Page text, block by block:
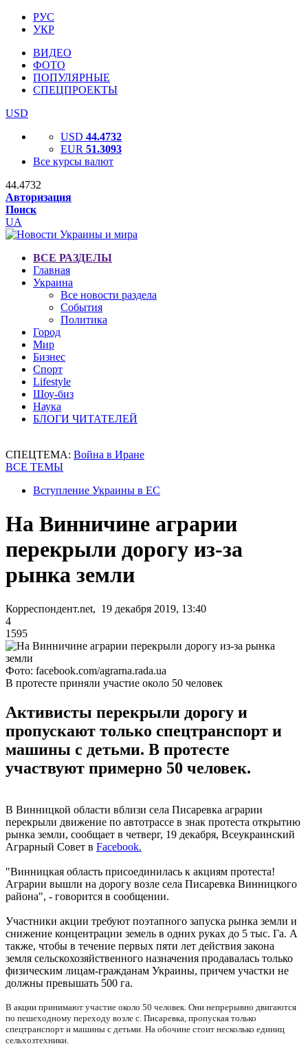
РУС
УКР
ВИДЕО
ФОТО
ПОПУЛЯРНЫЕ
СПЕЦПРОЕКТЫ
USD
USD 44.4732
EUR 51.3093
Все курсы валют
44.4732
Авторизация
Поиск
UA
ВСЕ РАЗДЕЛЫ
Главная
Украина
Все новости раздела
События
Политика
Город
Мир
Бизнес
Спорт
Lifestyle
Шоу-биз
Наука
БЛОГИ ЧИТАТЕЛЕЙ
СПЕЦТЕМА: Война в Иране
ВСЕ ТЕМЫ
Вступление Украины в ЕС
На Винничине аграрии
перекрыли дорогу из-за
рынка земли
Корреспондент.net, 19 декабря 2019, 13:40
4
1595
Фото: facebook.com/agrarna.rada.ua
В протесте приняли участие около 50 человек
Активисты перекрыли дорогу и
пропускают только спецтранспорт и
машины с детьми. В протесте
участвуют примерно 50 человек.
В Винницкой области вблизи села Писаревка аграрии
перекрыли движение по автотрассе в знак протеста открытию
рынка земли, сообщает в четверг, 19 декабря, Всеукраинский
Аграрный Совет в Facebook.
"Винницкая область присоединилась к акциям протеста!
Аграрии вышли на дорогу возле села Писаревка Винницкого
района", - говорится в сообщении.
Участники акции требуют поэтапного запуска рынка земли и
снижение концентрации земель в одних руках до 5 тыс. Га. А
также, чтобы в течение первых пяти лет действия закона
земля сельскохозяйственного назначения продавалась только
физическим лицам-гражданам Украины, причем участки не
должны превышать 500 га.
В акции принимают участие около 50 человек. Они непрерывно двигаются
по пешеходному переходу возле с. Писаревка, пропуская только
спецтранспорт и машины с детьми. На обочине стоит несколько единиц
сельхозтехники.